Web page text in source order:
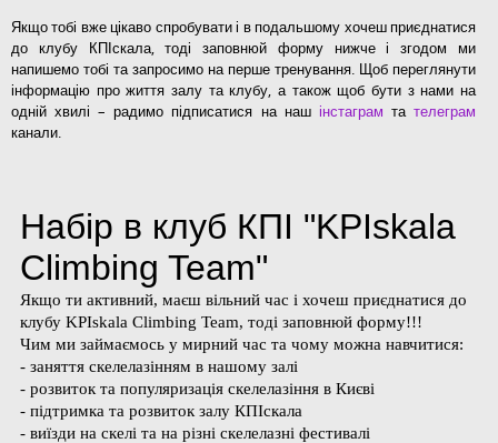
Якщо тобі вже цікаво спробувати і в подальшому хочеш приєднатися
до клубу КПІскала, тоді заповнюй форму нижче і згодом ми
напишемо тобі та запросимо на перше тренування. Щоб переглянути
інформацію про життя залу та клубу, а також щоб бути з нами на
одній хвилі – радимо підписатися на наш інстаграм тателеграм
канали.